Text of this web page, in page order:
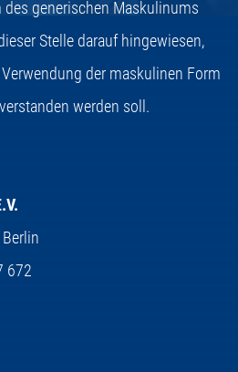
generischen Maskulinums
Stelle darauf hingewiesen,
der maskulinen Form
werden soll.
672